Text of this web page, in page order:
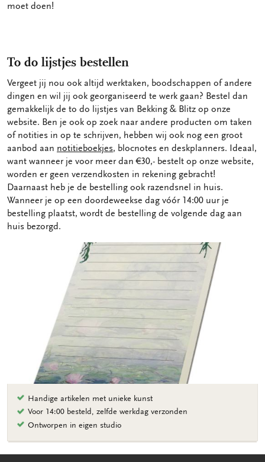
moet doen!
To do lijstjes bestellen
Vergeet jij nou ook altijd werktaken, boodschappen of andere
dingen en wil jij ook georganiseerd te werk gaan? Bestel dan
gemakkelijk de to do lijstjes van Bekking & Blitz op onze
website. Ben je ook op zoek naar andere producten om taken
of notities in op te schrijven, hebben wij ook nog een groot
aanbod aan notitieboekjes, blocnotes en deskplanners. Ideaal,
want wanneer je voor meer dan €30,- bestelt op onze website,
worden er geen verzendkosten in rekening gebracht!
Daarnaast heb je de bestelling ook razendsnel in huis.
Wanneer je op een doordeweekse dag vóór 14:00 uur je
bestelling plaatst, wordt de bestelling de volgende dag aan
huis bezorgd.
Handige artikelen met unieke kunst
Voor 14:00 besteld, zelfde werkdag verzonden
Ontworpen in eigen studio